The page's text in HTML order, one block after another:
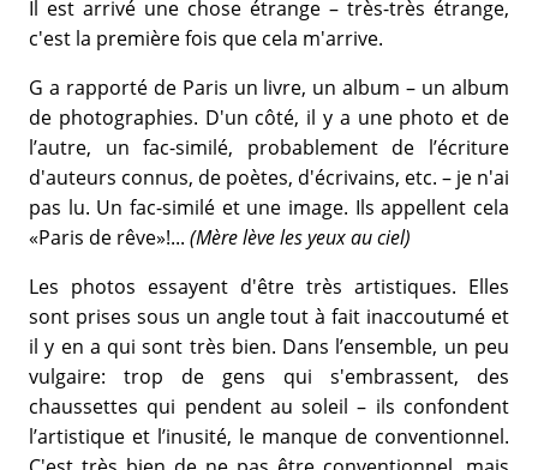
Il est arrivé une chose étrange – très-très étrange,
c'est la première fois que cela m'arrive.
G a rapporté de Paris un livre, un album – un album
de photographies. D'un côté, il y a une photo et de
l’autre, un fac-similé, probablement de l’écriture
d'auteurs connus, de poètes, d'écrivains, etc. – je n'ai
pas lu. Un fac-similé et une image. Ils appellent cela
«Paris de rêve»!... (Mère lève les yeux au ciel)
Les photos essayent d'être très artistiques. Elles
sont prises sous un angle tout à fait inaccoutumé et
il y en a qui sont très bien. Dans l’ensemble, un peu
vulgaire: trop de gens qui s'embrassent, des
chaussettes qui pendent au soleil – ils confondent
l’artistique et l’inusité, le manque de conventionnel.